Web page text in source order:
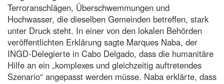
Terroranschlägen, Überschwemmungen und
Hochwasser, die dieselben Gemeinden betreffen, stark
unter Druck steht. In einer von den lokalen Behörden
veröffentlichten Erklärung sagte Marques Naba, der
INGD-Delegierte in Cabo Delgado, dass die humanitäre
Hilfe an ein „komplexes und gleichzeitig auftretendes
Szenario“ angepasst werden müsse. Naba erklärte, dass